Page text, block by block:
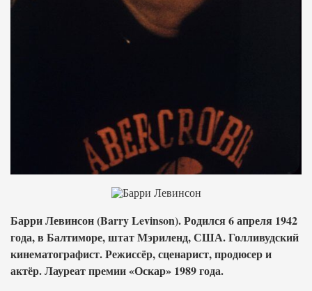
Барри Левинсон (Barry Levinson). Родился 6 апреля 1942
года, в Балтиморе, штат Мэриленд, США. Голливудский
кинематографист. Режиссёр, сценарист, продюсер и
актёр. Лауреат премии «Оскар» 1989 года.